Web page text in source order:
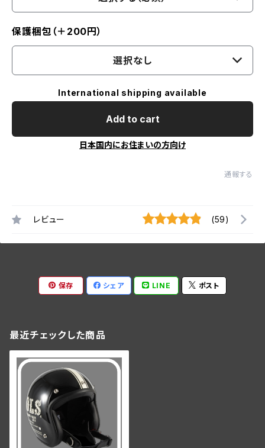
保護梱包（＋200円）
選択なし
International shipping available
Add to cart
日本国内にお住まいの方向け
通報する
レビュー (59)
保存 シェア LINE ポスト
最近チェックした商品